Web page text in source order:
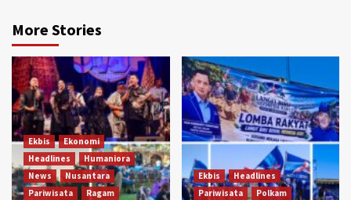
More Stories
Ekbis
Ekonomi
Headlines
Humaniora
News
Nusantara
Pariwisata
Ragam
Ekbis
Headlines
Pariwisata
Polkam